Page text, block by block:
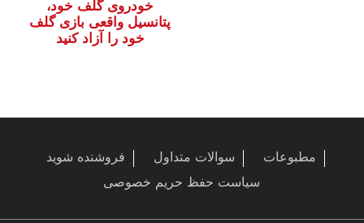
خودروی گلف خود،
پتانسیل واقعی بازی گلف
خود را آزاد کنید
فروشنده شوید سوالات متداول مطبوعات
سیاست حفظ حریم خصوصی